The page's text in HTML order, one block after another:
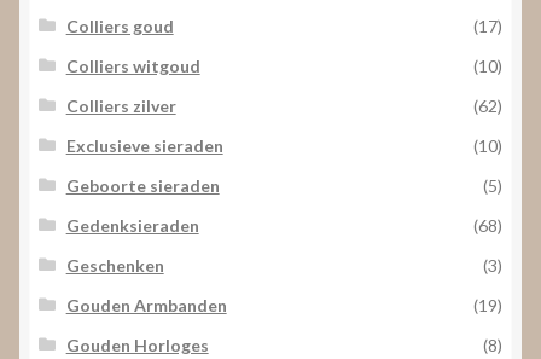
Colliers goud
(17)
Colliers witgoud
(10)
Colliers zilver
(62)
Exclusieve sieraden
(10)
Geboorte sieraden
(5)
Gedenksieraden
(68)
Geschenken
(3)
Gouden Armbanden
(19)
Gouden Horloges
(8)